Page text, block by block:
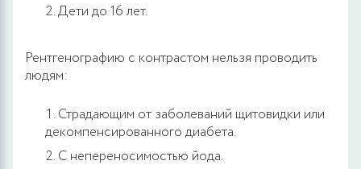
Дети до 16 лет.
Рентгенографию с контрастом нельзя проводить
людям:
Страдающим от заболеваний щитовидки или
декомпенсированного диабета.
С непереносимостью йода.